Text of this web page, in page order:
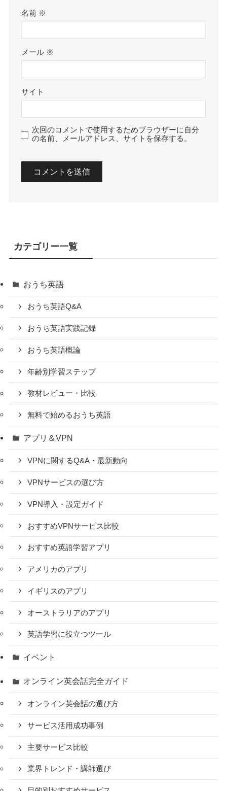
名前 ※
メール ※
サイト
次回のコメントで使用するためブラウザーに自分
の名前、メールアドレス、サイトを保存する。
カテゴリー一覧
おうち英語
おうち英語Q&A
おうち英語実践記録
おうち英語概論
年齢別学習ステップ
教材レビュー・比較
無料で始めるおうち英語
アプリ＆VPN
VPNに関するQ&A・最新動向
VPNサービスの選び方
VPN導入・設定ガイド
おすすめVPNサービス比較
おすすめ英語学習アプリ
アメリカのアプリ
イギリスのアプリ
オーストラリアのアプリ
英語学習に役立つツール
イベント
オンライン英会話完全ガイド
オンライン英会話の選び方
サービス活用成功事例
主要サービス比較
業界トレンド・講師選び